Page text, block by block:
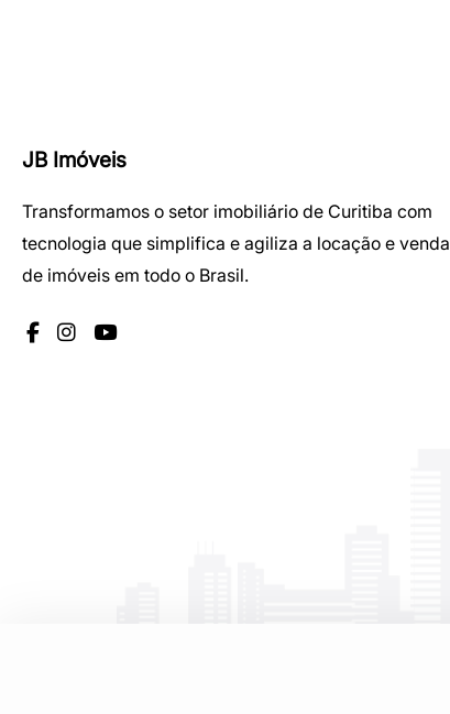
JB Imóveis
Transformamos o setor imobiliário de Curitiba com
tecnologia que simplifica e agiliza a locação e venda
de imóveis em todo o Brasil.